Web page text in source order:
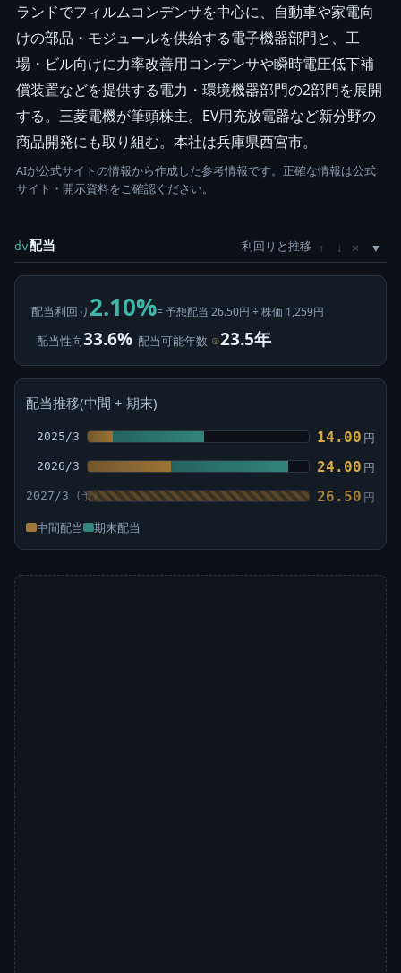
ランドでフィルムコンデンサを中心に、自動車や家電向
けの部品・モジュールを供給する電子機器部門と、工
場・ビル向けに力率改善用コンデンサや瞬時電圧低下補
償装置などを提供する電力・環境機器部門の2部門を展開
する。三菱電機が筆頭株主。EV用充放電器など新分野の
商品開発にも取り組む。本社は兵庫県西宮市。
AIが公式サイトの情報から作成した参考情報です。正確な情報は公式
サイト・開示資料をご確認ください。
dv配当 利回りと推移 ↑ ↓ ×
配当利回り 2.10%= 予想配当 26.50円 ÷ 株価 1,259円
配当性向33.6% 配当可能年数 ⊙23.5年
配当推移(中間 + 期末)
2025/3 14.00 円
2026/3 24.00 円
2027/3 26.50 円
中間配当 期末配当